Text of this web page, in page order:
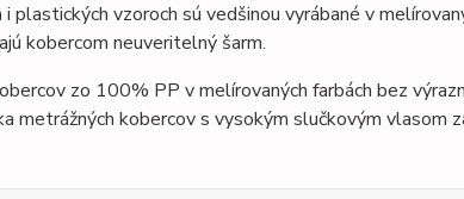
plastických vzoroch sú vedšinou vyrábané v
kobercom neuveritelný šarm.
zo 100% PP v melírovaných farbách bez
metrážných kobercov s vysokým slučkovým vlasom